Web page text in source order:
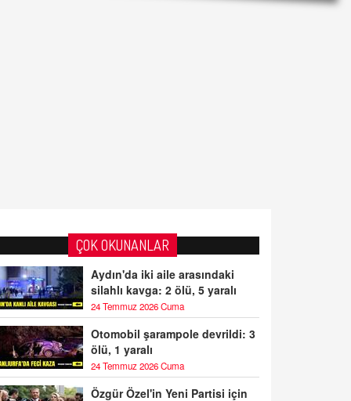
ÇOK OKUNANLAR
Aydın'da iki aile arasındaki
silahlı kavga: 2 ölü, 5 yaralı
24 Temmuz 2026 Cuma
Otomobil şarampole devrildi: 3
ölü, 1 yaralı
24 Temmuz 2026 Cuma
Özgür Özel'in Yeni Partisi için